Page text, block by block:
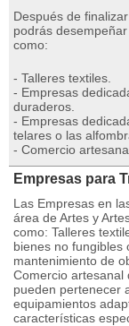
Después de
podrás
como:
- Talleres textiles.
- Empresas
duraderos.
- Empresas
telares o las
- Comercio
Empresas para
Las Empresas en
área de Artes y
como: Talleres
bienes no fungibles
mantenimiento de
Comercio
pueden pertenecer
equipamientos
características